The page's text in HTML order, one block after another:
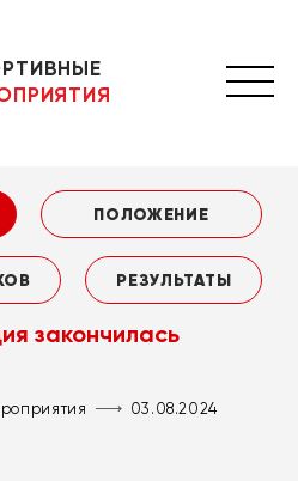
03.08.2024
ПОЛОЖЕНИЕ
РЕЗУЛЬТАТЫ
закончилась